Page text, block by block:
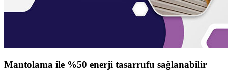
Mantolama ile %50 enerji tasarrufu sağlanabilir